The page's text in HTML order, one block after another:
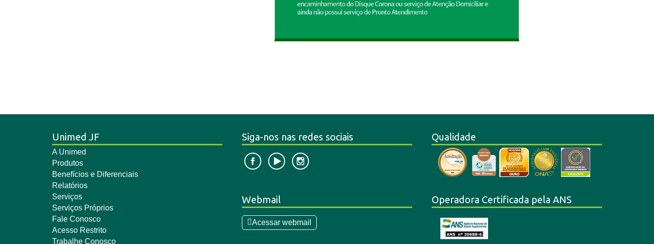
Unimed JF
A Unimed
Produtos
Benefícios e Diferenciais
Relatórios
Serviços
Serviços Próprios
Fale Conosco
Acesso Restrito
Trabalhe Conosco
Siga-nos nas redes sociais
Webmail
Acessar webmail
Qualidade
Operadora Certificada pela ANS